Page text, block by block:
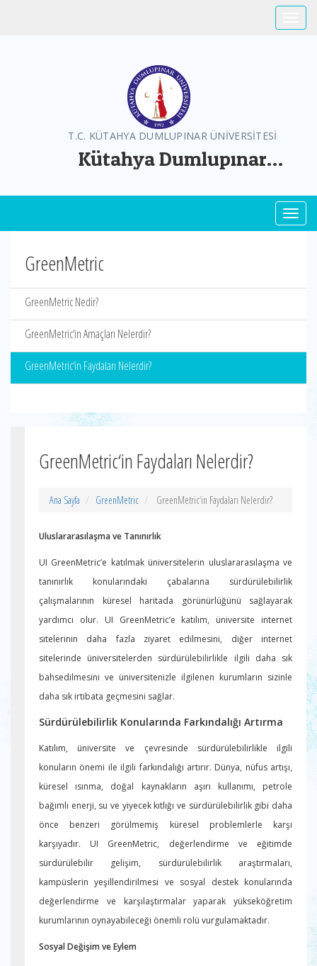
T.C. KÜTAHYA DUMLUPINAR ÜNİVERSİTESİ
Kütahya Dumlupınar
GreenMetric
GreenMetric Nedir?
GreenMetric‘in Amaçları Nelerdir?
GreenMetric‘in Faydaları Nelerdir?
GreenMetric‘in Faydaları Nelerdir?
Ana Sayfa GreenMetric GreenMetric‘in Faydaları Nelerdir?
Uluslararasılaşma ve Tanınırlık
UI GreenMetric’e katılmak üniversitelerin uluslararasılaşma ve
tanınırlık konularındaki çabalarına sürdürülebilirlik
çalışmalarının küresel haritada görünürlüğünü sağlayarak
yardımcı olur. UI GreenMetric’e katılım, üniversite internet
sitelerinin daha fazla ziyaret edilmesini, diğer internet
sitelerinde üniversitelerden sürdürülebilirlikle ilgili daha sık
bahsedilmesini ve üniversitenizle ilgilenen kurumların sizinle
daha sık irtibata geçmesini sağlar.
Sürdürülebilirlik Konularında Farkındalığı Artırma
Katılım, üniversite ve çevresinde sürdürülebilirlikle ilgili
konuların önemi ile ilgili farkındalığı artırır. Dünya, nüfus artışı,
küresel ısınma, doğal kaynakların aşırı kullanımı, petrole
bağımlı enerji, su ve yiyecek kıtlığı ve sürdürülebilirlik gibi daha
önce benzeri görülmemiş küresel problemlerle karşı
karşıyadır. UI GreenMetric, değerlendirme ve eğitimde
sürdürülebilir gelişim, sürdürülebilirlik araştırmaları,
kampüslerin yeşillendirilmesi ve sosyal destek konularında
değerlendirme ve karşılaştırmalar yaparak yükseköğretim
kurumlarının oynayabileceği önemli rolü vurgulamaktadır.
Sosyal Değişim ve Eylem